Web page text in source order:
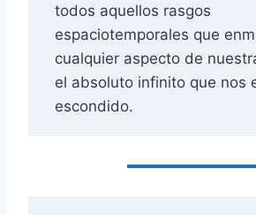
todos aquellos rasgos
espaciotemporales que
cualquier aspecto de
el absoluto infinito que nos
escondido.